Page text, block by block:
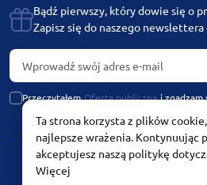
Bądź pierwszy, który dowie się o
Zapisz się do naszego
Przeczytałem Oferta publiczna i zgadzam
Ta strona korzysta z plików
najlepsze wrażenia. Kontynuując
akceptujesz naszą politykę
Więcej